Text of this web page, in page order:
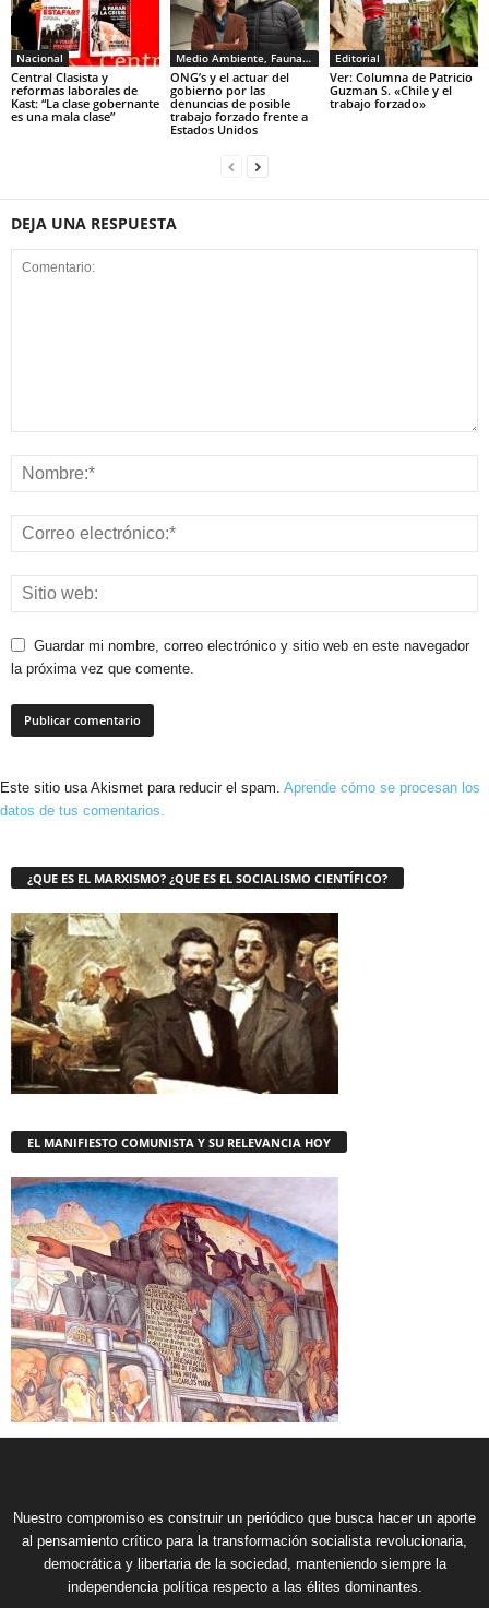
Nacional
Central Clasista y
reformas laborales de
Kast: “La clase gobernante
es una mala clase”
Medio Ambiente, Fauna y Sociedad
ONG’s y el actuar del
gobierno por las
denuncias de posible
trabajo forzado frente a
Estados Unidos
Editorial
Ver: Columna de Patricio
Guzman S. «Chile y el
trabajo forzado»
DEJA UNA RESPUESTA
Guardar mi nombre, correo electrónico y sitio web en este navegador
la próxima vez que comente.
Este sitio usa Akismet para reducir el spam. Aprende cómo se procesan los
datos de tus comentarios.
¿QUE ES EL MARXISMO? ¿QUE ES EL SOCIALISMO CIENTÍFICO?
EL MANIFIESTO COMUNISTA Y SU RELEVANCIA HOY
Nuestro compromiso es construir un periódico que busca hacer un aporte
al pensamiento crítico para la transformación socialista revolucionaria,
democrática y libertaria de la sociedad, manteniendo siempre la
independencia política respecto a las élites dominantes.